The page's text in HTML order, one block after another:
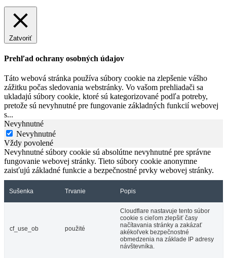
Zatvoriť
Prehľad ochrany osobných údajov
Táto webová stránka používa súbory cookie na zlepšenie vášho
zážitku počas sledovania webstránky. Vo vašom prehliadači sa
ukladajú súbory cookie, ktoré sú kategorizované podľa potreby,
pretože sú nevyhnutné pre fungovanie základných funkcií webovej
s...
Nevyhnutné
Nevyhnutné
Vždy povolené
Nevyhnutné súbory cookie sú absolútne nevyhnutné pre správne
fungovanie webovej stránky. Tieto súbory cookie anonymne
zaisťujú základné funkcie a bezpečnostné prvky webovej stránky.
Sušenka Trvanie Popis
cf_use_ob použité
Cloudflare nastavuje tento súbor
cookie s cieľom zlepšiť časy
načítavania stránky a zakázať
akékoľvek bezpečnostné
obmedzenia na základe IP adresy
návštevníka.